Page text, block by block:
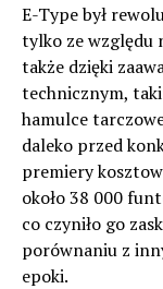
E-Type był
tylko ze względu
także dzięki
technicznym,
hamulce
daleko przed
premiery
około 38 000
co czyniło go
porównaniu z
epoki.